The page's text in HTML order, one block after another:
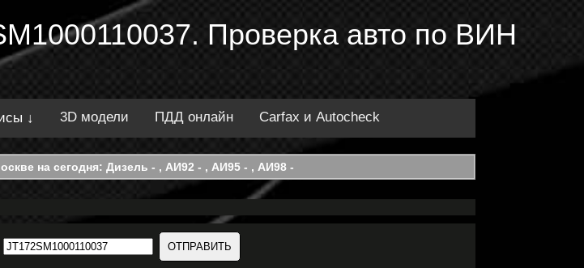
Проверка авто по ВИН
↓ 3D модели ПДД онлайн Carfax и Autocheck
на сегодня: Дизель - , АИ92 - , АИ95 - , АИ98 -